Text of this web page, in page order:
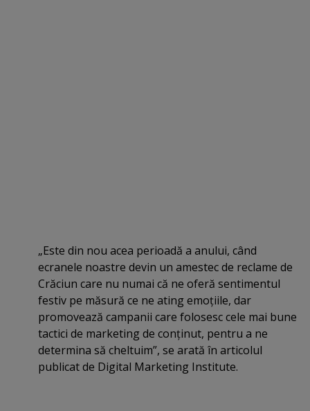
„Este din nou acea perioadă a anului, când
ecranele noastre devin un amestec de reclame de
Crăciun care nu numai că ne oferă sentimentul
festiv pe măsură ce ne ating emoţiile, dar
promovează campanii care folosesc cele mai bune
tactici de marketing de conţinut, pentru a ne
determina să cheltuim”, se arată în articolul
publicat de Digital Marketing Institute.